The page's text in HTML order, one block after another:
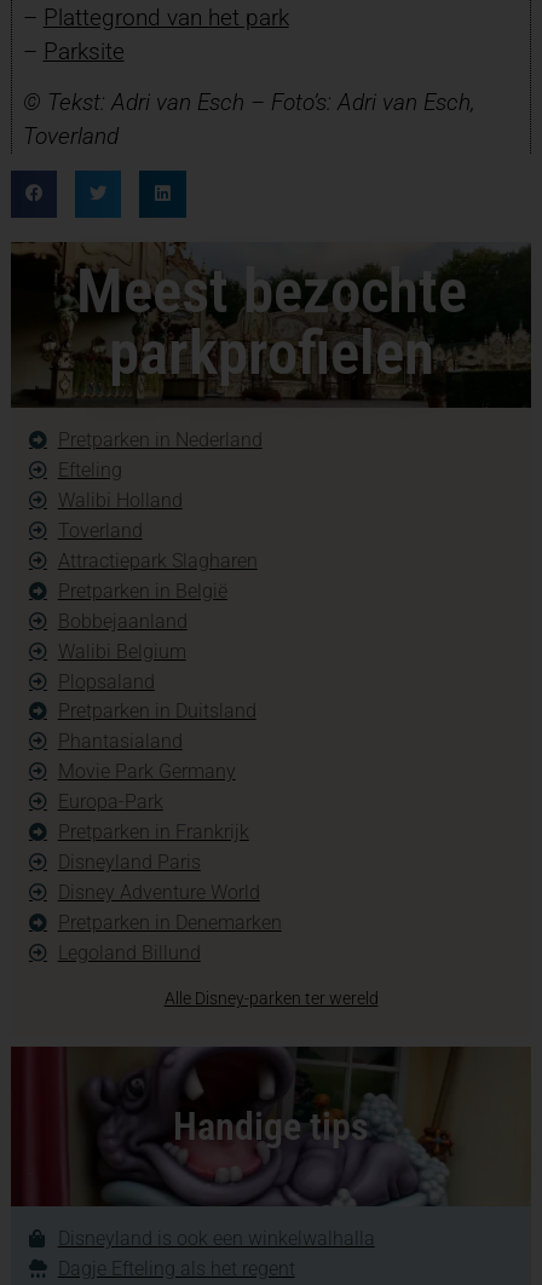
– Plattegrond van het park
– Parksite
© Tekst: Adri van Esch – Foto’s: Adri van Esch,
Toverland
Meest bezochte
parkprofielen
Pretparken in Nederland
Efteling
Walibi Holland
Toverland
Attractiepark Slagharen
Pretparken in België
Bobbejaanland
Walibi Belgium
Plopsaland
Pretparken in Duitsland
Phantasialand
Movie Park Germany
Europa-Park
Pretparken in Frankrijk
Disneyland Paris
Disney Adventure World
Pretparken in Denemarken
Legoland Billund
Alle Disney-parken ter wereld
Handige tips
Disneyland is ook een winkelwalhalla
Dagje Efteling als het regent